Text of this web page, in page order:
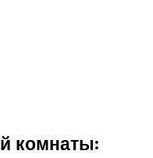
комнаты: